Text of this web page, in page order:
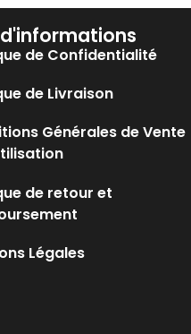
d'informations
de Confidentialité
de Livraison
Générales de Vente
de retour et
Légales